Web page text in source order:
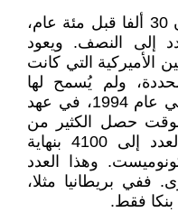
يذكر أن عدد البنوك الأميركية كان 30 ألفا قبل مئة عام،
العدد إلى النصف. ويعود
الأميركية التي كانت
ولم يُسمح لها
بالعمل خارج ولاياتها الأصلية إلا في عام 1994، في عهد
حصل الكثير من
الاندماجات المصرفية، فتقلص العدد إلى 4100 بنهاية
وهذا العدد
ففي بريطانيا مثلا،